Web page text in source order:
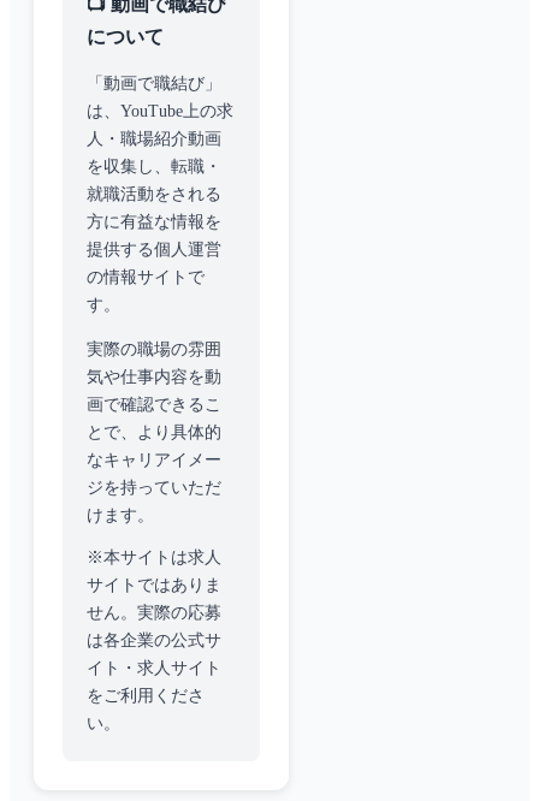
📺 動画で職結び
について
「動画で職結び」
は、YouTube上の求
人・職場紹介動画
を収集し、転職・
就職活動をされる
方に有益な情報を
提供する個人運営
の情報サイトで
す。
実際の職場の雰囲
気や仕事内容を動
画で確認できるこ
とで、より具体的
なキャリアイメー
ジを持っていただ
けます。
※本サイトは求人
サイトではありま
せん。実際の応募
は各企業の公式サ
イト・求人サイト
をご利用くださ
い。